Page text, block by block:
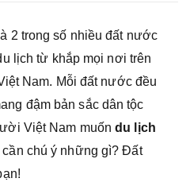
2 trong số nhiều đất nước
lịch từ khắp mọi nơi trên
Nam. Mỗi đất nước đều
đậm bản sắc dân tộc
Việt Nam muốndu lịch
chú ý những gì? Đất